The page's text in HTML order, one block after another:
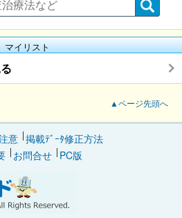
マイリスト
▲ページ先頭へ
意 掲載ﾃﾞｰﾀ修正方法
お問合せ PC版